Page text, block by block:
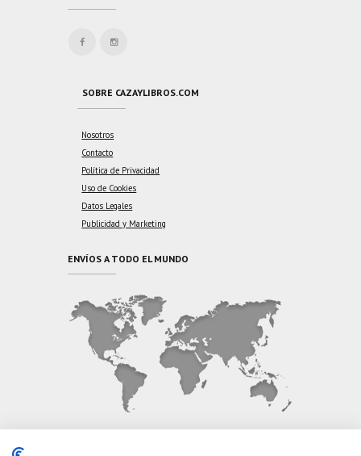
SOBRE CAZAYLIBROS.COM
Nosotros
Contacto
Política de Privacidad
Uso de Cookies
Datos Legales
Publicidad y Marketing
ENVÍOS A TODO EL MUNDO